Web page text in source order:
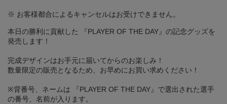
※ お客様都合によるキャンセルはお受けできません。
本日の勝利に貢献した 『PLAYER OF THE DAY』の記念グッズを
発売します！
完成デザインはお手元に届いてからのお楽しみ！
数量限定の販売となるため、お早めにお買い求めください！
※背番号、ネームは 『PLAYER OF THE DAY』で選出された選手
の番号、名前が入ります。